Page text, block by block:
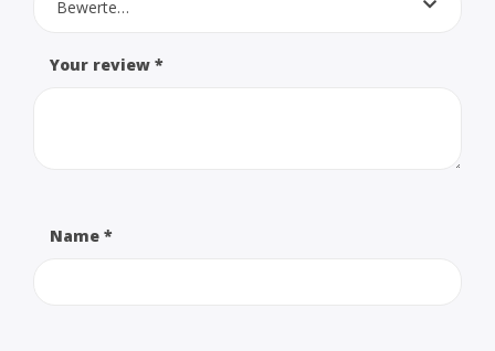
Bewerte…
Your review *
Name *